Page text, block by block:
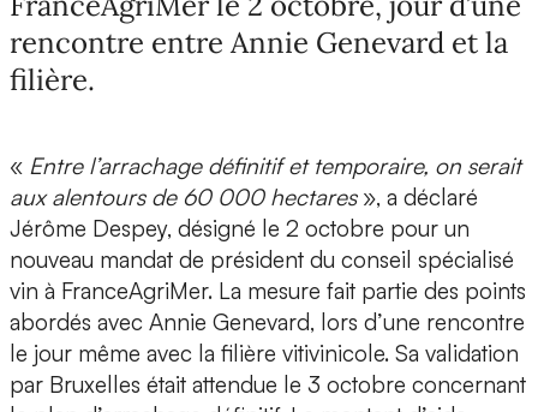
rencontre entre Annie Genevard et la
filière.
« Entre l’arrachage définitif et temporaire, on serait
aux alentours de 60 000 hectares», a déclaré
Jérôme Despey, désigné le 2 octobre pour un
nouveau mandat de président du conseil spécialisé
vin à FranceAgriMer. La mesure fait partie des points
abordés avec Annie Genevard, lors d’une rencontre
le jour même avec la filière vitivinicole. Sa validation
par Bruxelles était attendue le 3 octobre concernant